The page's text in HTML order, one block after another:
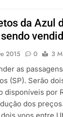
da Azul
2015 0
3
as
(SP). Serão
disponíveis por
dos